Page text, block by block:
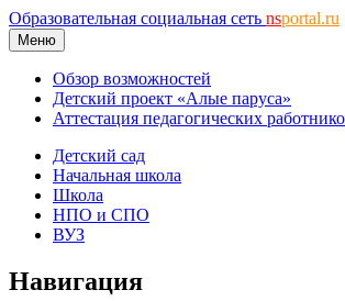
Образовательная социальная сеть nsportal.ru
Меню
Обзор возможностей
Детский проект «Алые паруса»
Аттестация педагогических
Детский сад
Начальная школа
Школа
НПО и СПО
ВУЗ
Навигация